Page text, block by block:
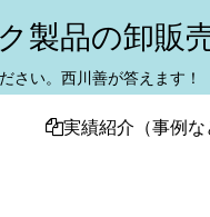
製品の卸販
さい。西川善が答えます！
実績紹介（事例な